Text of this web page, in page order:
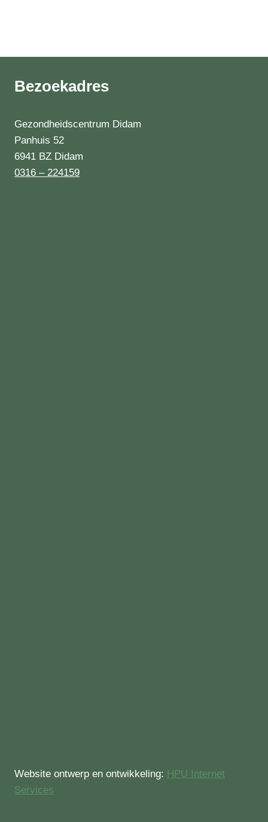
Bezoekadres
Gezondheidscentrum Didam
Panhuis 52
6941 BZ Didam
0316 – 224159
Website ontwerp en ontwikkeling: HPU Internet
Services